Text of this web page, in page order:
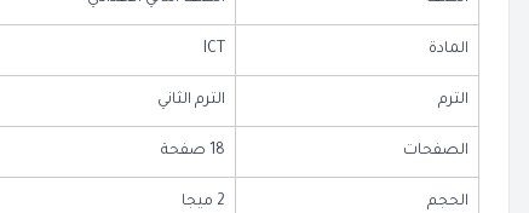
المادة ICT
الترم الترم الثاني
الصفحات 18 صفحة
الحجم 2 ميجا